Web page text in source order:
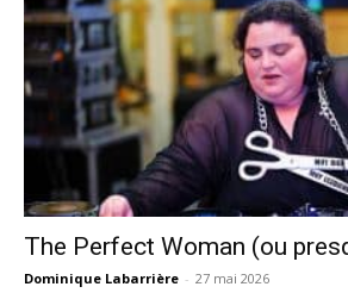
The Perfect Woman (ou
Dominique Labarrière - 27 mai 2026